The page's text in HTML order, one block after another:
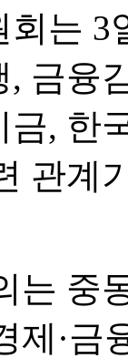
회는 3
, 금융
금, 한
관계
는 중
제·금